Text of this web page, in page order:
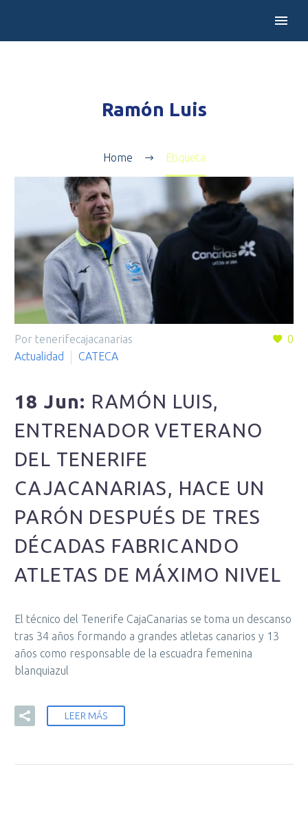
Ramón Luis
Home Etiqueta
0
Por tenerifecajacanarias
Actualidad
CATECA
18 Jun: RAMÓN LUIS,
ENTRENADOR VETERANO
DEL TENERIFE
CAJACANARIAS, HACE UN
PARÓN DESPUÉS DE TRES
DÉCADAS FABRICANDO
ATLETAS DE MÁXIMO NIVEL
El técnico del Tenerife CajaCanarias se toma un descanso
tras 34 años formando a grandes atletas canarios y 13
años como responsable de la escuadra femenina
blanquiazul
LEER MÁS